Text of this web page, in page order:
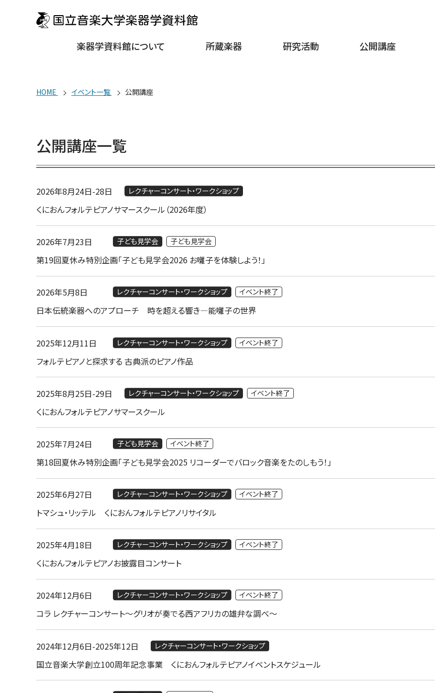
楽器学資料館について 所蔵楽器 研究活動 公開講座
HOME イベント一覧 公開講座
公開講座一覧
2026年8月24日-28日 レクチャーコンサート・ワークショップ
くにおんフォルテピアノサマースクール（2026年度）
2026年7月23日 子ども見学会 子ども見学会
第19回夏休み特別企画「子ども見学会2026 お囃子を体験しよう！」
2026年5月8日 レクチャーコンサート・ワークショップ イベント終了
日本伝統楽器へのアプローチ 時を超える響き―能囃子の世界
2025年12月11日 レクチャーコンサート・ワークショップ イベント終了
フォルテピアノと探求する 古典派のピアノ作品
2025年8月25日-29日 レクチャーコンサート・ワークショップ イベント終了
くにおんフォルテピアノサマースクール
2025年7月24日 子ども見学会 イベント終了
第18回夏休み特別企画「子ども見学会2025 リコーダーでバロック音楽をたのしもう！」
2025年6月27日 レクチャーコンサート・ワークショップ イベント終了
トマシュ・リッテル くにおんフォルテピアノリサイタル
2025年4月18日 レクチャーコンサート・ワークショップ イベント終了
くにおんフォルテピアノお披露目コンサート
2024年12月6日 レクチャーコンサート・ワークショップ イベント終了
コラ レクチャーコンサート～グリオが奏でる西アフリカの雄弁な調べ～
2024年12月6日-2025年12日 レクチャーコンサート・ワークショップ
国立音楽大学創立100周年記念事業 くにおんフォルテピアノイベントスケジュール